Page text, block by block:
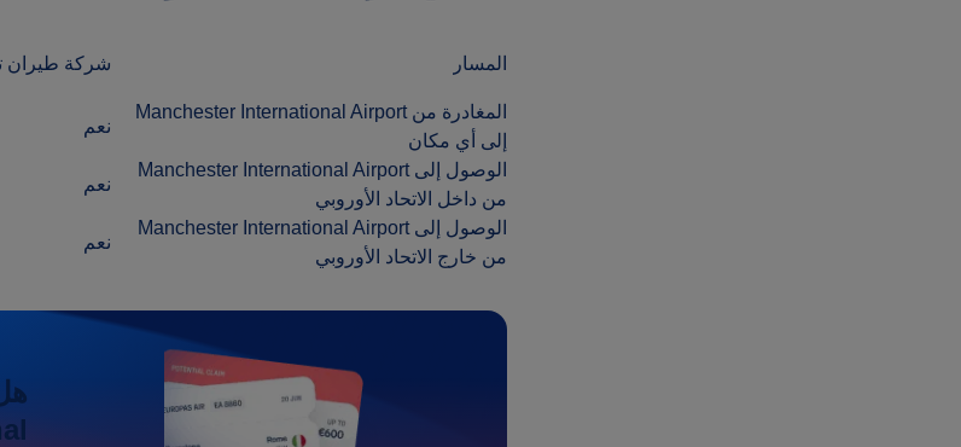
المسار شركة طيران
المغادرة من Manchester International Airport
إلى أي مكان
نعم
الوصول إلى Manchester International Airport
من داخل الاتحاد الأوروبي
نعم
الوصول إلى Manchester International Airport
من خارج الاتحاد الأوروبي
نعم